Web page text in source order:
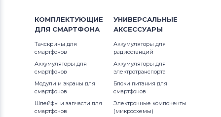
КОМПЛЕКТУЮЩИЕ
ДЛЯ СМАРТФОНА
Тачскрины для
смартфонов
Аккумуляторы для
смартфонов
Модули и экраны для
смартфонов
Шлейфы и запчасти для
смартфонов
УНИВЕРСАЛЬНЫЕ
АКСЕССУАРЫ
Аккумуляторы для
радиостанций
Аккумуляторы для
электротранспорта
Блоки питания для
смартфонов
Электронные компоненты
(микросхемы)